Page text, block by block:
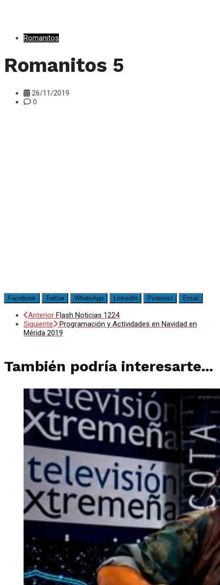
Romanitos
Romanitos 5
26/11/2019
0
Facebook Twitter WhatsApp LinkedIn Pinterest Email
Anterior Flash Noticias 1224
Siguiente
Programación y Actividades en Navidad en
Mérida 2019
También podría interesarte...